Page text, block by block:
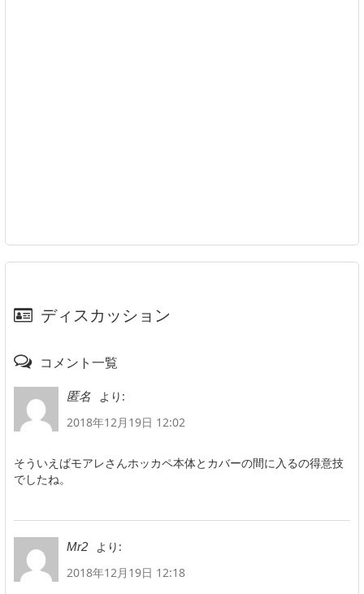
ディスカッション
コメント一覧
匿名
より:
2018年12月19日 12:02
そういえばモアレさんホッカペ本体とカバーの間に入るの得意技
でしたね。
Mr2
より:
2018年12月19日 12:18